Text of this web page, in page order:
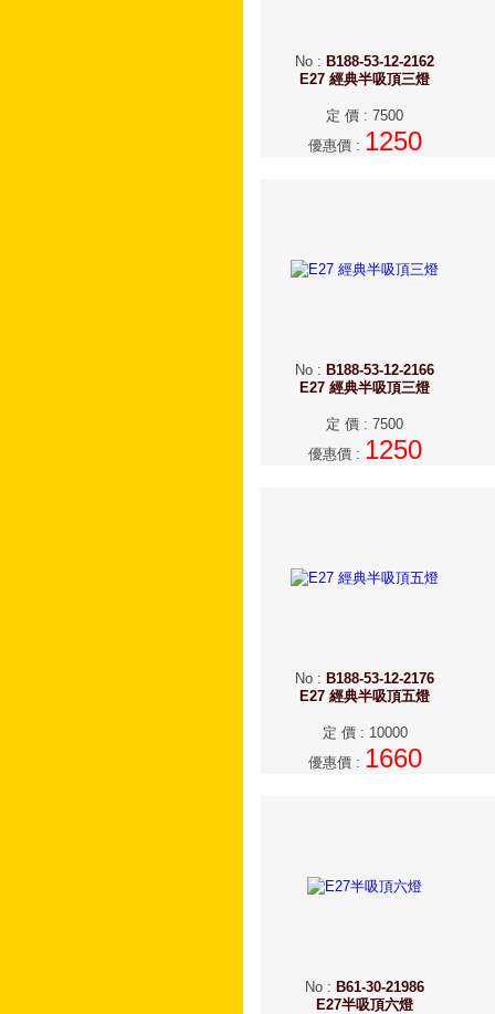
No : B188-53-12-2162
E27 經典半吸頂三燈
定 價 : 7500
優惠價: 1250
No : B188-53-12-2166
E27 經典半吸頂三燈
定 價 : 7500
優惠價: 1250
No : B188-53-12-2176
E27 經典半吸頂五燈
定 價: 10000
優惠價: 1660
No : B61-30-21986
E27半吸頂六燈